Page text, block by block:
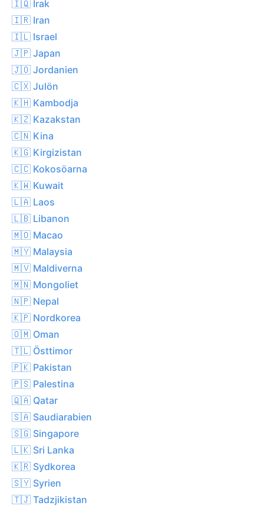
🇮🇶 Irak
🇮🇷 Iran
🇮🇱 Israel
🇯🇵 Japan
🇯🇴 Jordanien
🇨🇽 Julön
🇰🇭 Kambodja
🇰🇿 Kazakstan
🇨🇳 Kina
🇰🇬 Kirgizistan
🇨🇨 Kokosöarna
🇰🇼 Kuwait
🇱🇦 Laos
🇱🇧 Libanon
🇲🇴 Macao
🇲🇾 Malaysia
🇲🇻 Maldiverna
🇲🇳 Mongoliet
🇳🇵 Nepal
🇰🇵 Nordkorea
🇴🇲 Oman
🇹🇱 Östtimor
🇵🇰 Pakistan
🇵🇸 Palestina
🇶🇦 Qatar
🇸🇦 Saudiarabien
🇸🇬 Singapore
🇱🇰 Sri Lanka
🇰🇷 Sydkorea
🇸🇾 Syrien
🇹🇯 Tadzjikistan